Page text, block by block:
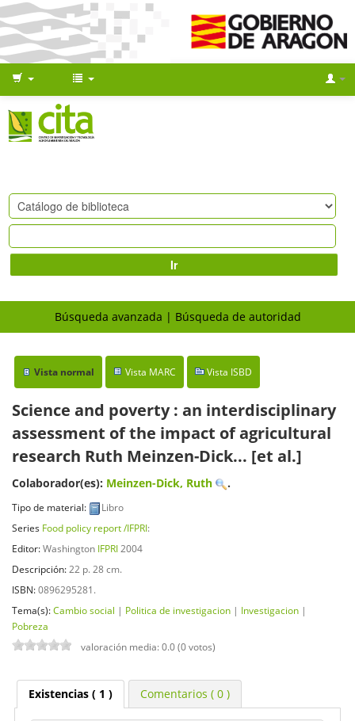
Ir
Búsqueda avanzada Búsqueda de autoridad
Vista normal Vista MARC Vista ISBD
Science and poverty : an interdisciplinary
assessment of the impact of agricultural
research Ruth Meinzen-Dick... [et al.]
Colaborador(es): Meinzen-Dick, Ruth .
Tipo de material:
Libro
Series Food policy report /IFPRI:
Editor:Washington IFPRI 2004
Descripción: 22 p. 28 cm.
ISBN:0896295281.
Tema(s):Cambio social | Politica de investigacion | Investigacion |
Pobreza
valoración media: 0.0 (0 votos)
Existencias( 1 ) Comentarios ( 0 )